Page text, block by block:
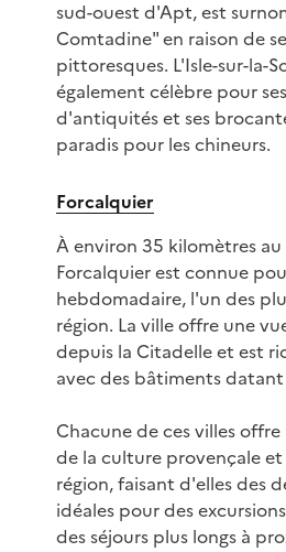
sud-ouest d'Apt, est
Comtadine" en raison de
pittoresques. L'Isle-sur-la-
également célèbre pour
d'antiquités et ses
paradis pour les chineurs.
Forcalquier
À environ 35 kilomètres
Forcalquier est connue
hebdomadaire, l'un des
région. La ville offre une
depuis la Citadelle et est
avec des bâtiments
Chacune de ces villes
de la culture provençale
région, faisant d'elles des
idéales pour des
des séjours plus longs à